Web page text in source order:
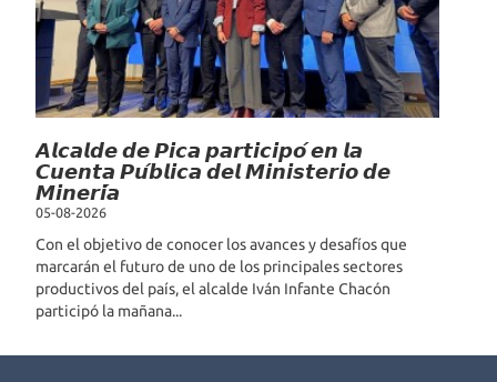
𝘼𝙡𝙘𝙖𝙡𝙙𝙚 𝙙𝙚 𝙋𝙞𝙘𝙖 𝙥𝙖𝙧𝙩𝙞𝙘𝙞𝙥𝙤́ 𝙚𝙣 𝙡𝙖
𝘾𝙪𝙚𝙣𝙩𝙖 𝙋𝙪́𝙗𝙡𝙞𝙘𝙖 𝙙𝙚𝙡 𝙈𝙞𝙣𝙞𝙨𝙩𝙚𝙧𝙞𝙤 𝙙𝙚
𝙈𝙞𝙣𝙚𝙧𝙞́𝙖
05-08-2026
Con el objetivo de conocer los avances y desafíos que
marcarán el futuro de uno de los principales sectores
productivos del país, el alcalde Iván Infante Chacón
participó la mañana...